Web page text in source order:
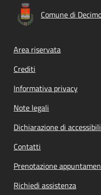
Comune di
Footer menu
Area riservata
Crediti
Informativa privacy
Note legali
Dichiarazione di
Contatti
Prenotazione
Richiedi assistenza